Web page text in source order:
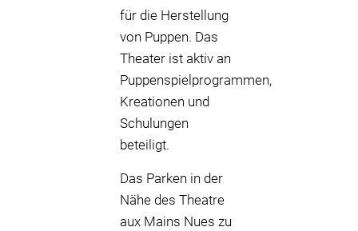
für die Herstellung
von Puppen. Das
Theater ist aktiv an
Puppenspielprogrammen,
Kreationen und
Schulungen
beteiligt.
Das Parken in der
Nähe des Theatre
aux Mains Nues zu